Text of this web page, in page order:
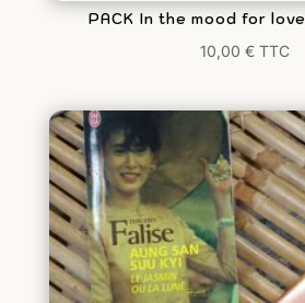
PACK In the mood for
10,00 € TTC